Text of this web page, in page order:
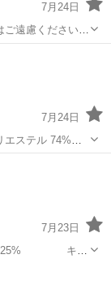
7月24日
7月24日
エステル 74%
ご遠慮くださいませ
7月23日